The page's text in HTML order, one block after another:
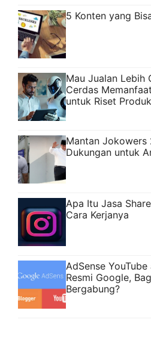
5 Konten yang
Mau Jualan Lebih
Cerdas
untuk Riset
Mantan Jokowers
Dukungan untuk
Apa Itu Jasa
Cara Kerjanya
AdSense
Resmi Google,
Bergabung?